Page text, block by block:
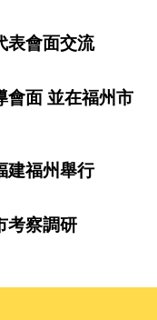
表會面交流
會面 並在福州市
建福州舉行
考察調研